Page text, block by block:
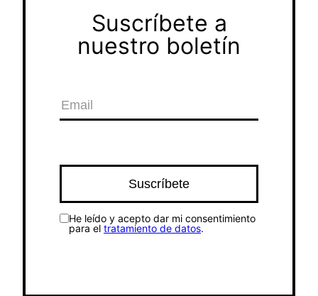
Suscríbete a
nuestro boletín
He leído y acepto dar mi consentimiento
para el tratamiento de datos.